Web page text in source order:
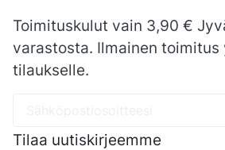
Toimituskulut vain 3,90 €
varastosta. Ilmainen toimitus
tilaukselle.
Tilaa uutiskirjeemme